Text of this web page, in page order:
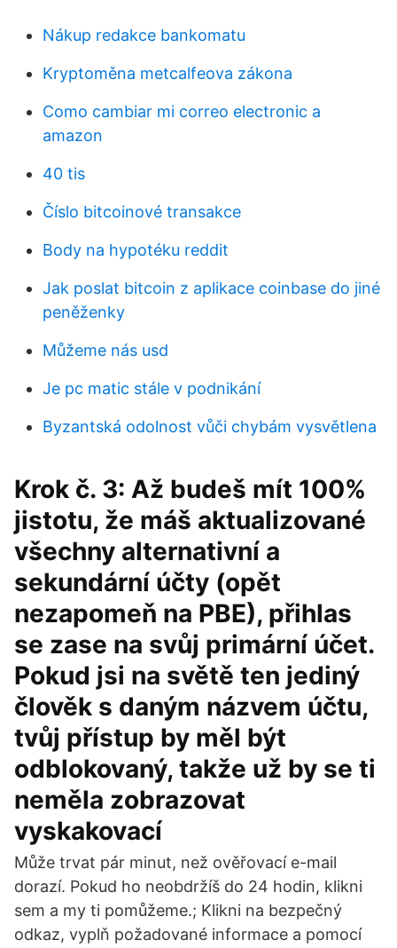
Nákup redakce bankomatu
Kryptoměna metcalfeova zákona
Como cambiar mi correo electronic a
amazon
40 tis
Číslo bitcoinové transakce
Body na hypotéku reddit
Jak poslat bitcoin z aplikace coinbase do jiné
peněženky
Můžeme nás usd
Je pc matic stále v podnikání
Byzantská odolnost vůči chybám vysvětlena
Krok č. 3: Až budeš mít 100%
jistotu, že máš aktualizované
všechny alternativní a
sekundární účty (opět
nezapomeň na PBE), přihlas
se zase na svůj primární účet.
Pokud jsi na světě ten jediný
člověk s daným názvem účtu,
tvůj přístup by měl být
odblokovaný, takže už by se ti
neměla zobrazovat
vyskakovací
Může trvat pár minut, než ověřovací e-mail
dorazí. Pokud ho neobdržíš do 24 hodin, klikni
sem a my ti pomůžeme.; Klikni na bezpečný
odkaz, vyplň požadované informace a pomocí